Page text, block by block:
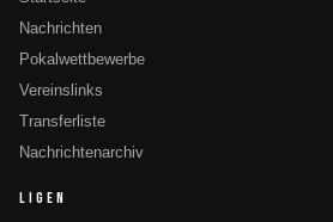
Nachrichten
Pokalwettbewerbe
Vereinslinks
Transferliste
Nachrichtenarchiv
LIGEN